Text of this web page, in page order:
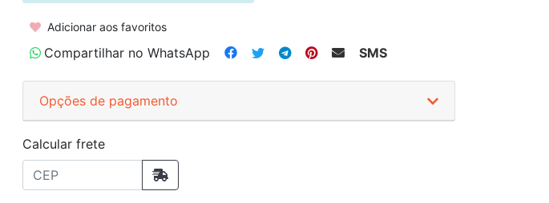
Adicionar aos favoritos
Compartilhar no WhatsApp SMS
Opções de pagamento
Calcular frete